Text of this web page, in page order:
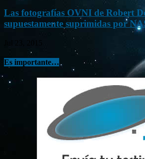
Las fotografías OVNI de Robert
supuestamente suprimidas por
Es importante…